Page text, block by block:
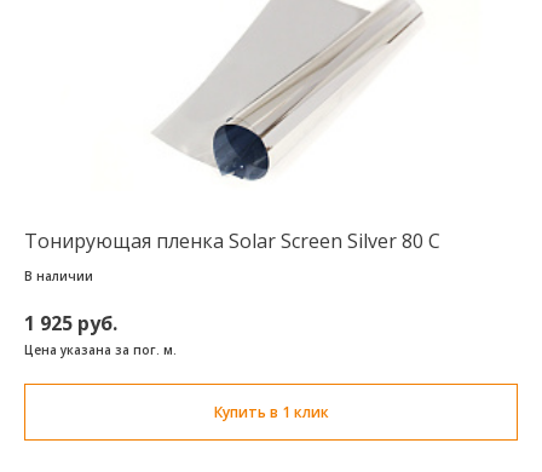
Тонирующая пленка Solar Screen Silver 80 C
В наличии
1 925 руб.
Цена указана за пог. м.
Купить в 1 клик